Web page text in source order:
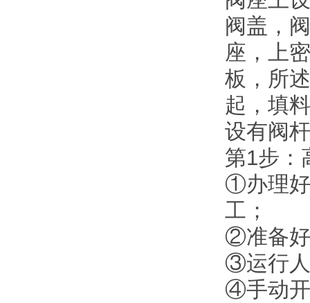
阀盖，
座，上
板，所
起，填
设有阀
第1步：
①办理好
工；
②准备好
③运行人
④手动开